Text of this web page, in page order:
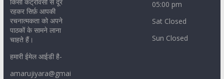
रहकर सिर्फ़ आपकी
रचनात्मकता को अपने
पाठकों के सामने लाना
चाहते हैं।
हमारी ईमेल आईडी है-
amarujiyara@gmai
05:00 pm
Sat Closed
Sun Closed